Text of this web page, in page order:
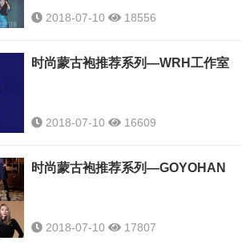
2018-07-10 18556
时尚蒙古袍推荐系列—WRH工作室
2018-07-10 16609
时尚蒙古袍推荐系列—GOYOHAN
2018-07-10 17807